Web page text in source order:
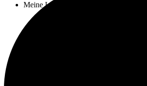
Meine Leistungen